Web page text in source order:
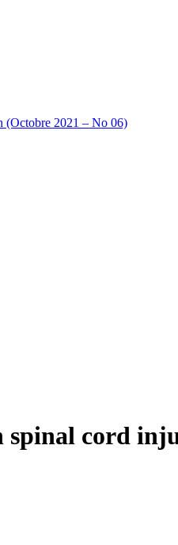
(Octobre 2021 – No 06)
spinal cord